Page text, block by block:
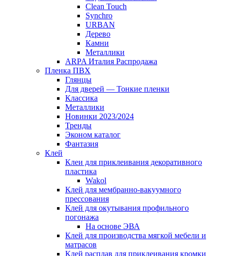
Clean Touch
Synchro
URBAN
Дерево
Камни
Металлики
ARPA Италия Распродажа
Пленка ПВХ
Глянцы
Для дверей — Тонкие пленки
Классика
Металлики
Новинки 2023/2024
Тренды
Эконом каталог
Фантазия
Клей
Клеи для приклеивания декоративного
пластика
Wakol
Клей для мембранно-вакуумного
прессования
Клей для окутывания профильного
погонажа
На основе ЭВА
Клей для производства мягкой мебели и
матрасов
Клей расплав для приклеивания кромки